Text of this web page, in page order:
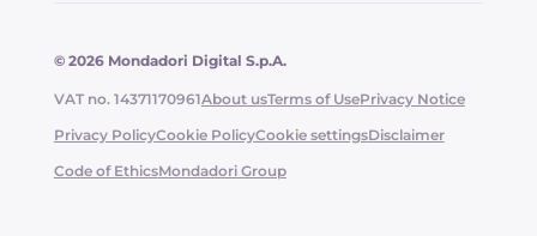
© 2026 Mondadori Digital S.p.A.
VAT no. 14371170961About usTerms of UsePrivacy Notice
Privacy PolicyCookie PolicyCookie settingsDisclaimer
Code of EthicsMondadori Group